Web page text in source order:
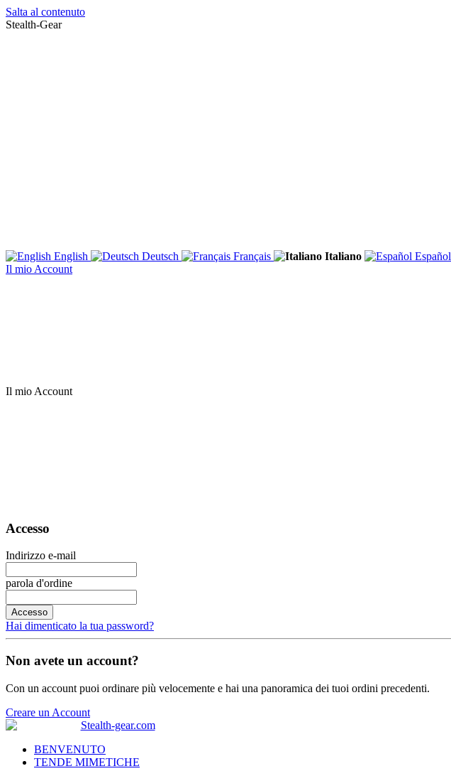
Salta al contenuto
Stealth-Gear
English Deutsch Français Italiano Español
Il mio Account
Il mio Account
Accesso
Indirizzo e-mail
parola d'ordine
Accesso
Hai dimenticato la tua password?
Non avete un account?
Con un account puoi ordinare più velocemente e hai una panoramica dei tuoi ordini precedenti.
Creare un Account
BENVENUTO
TENDE MIMETICHE